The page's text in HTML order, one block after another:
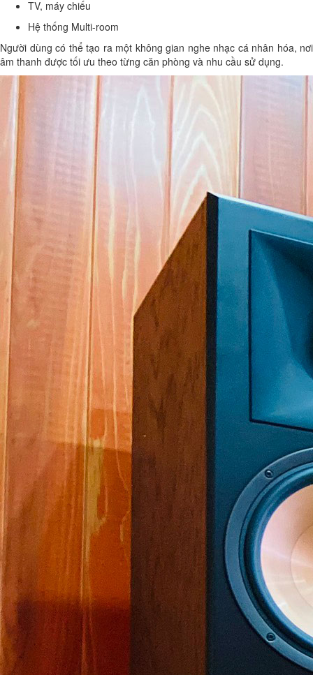
TV, máy chiếu
Hệ thống Multi-room
Người dùng có thể tạo ra một không gian nghe nhạc cá nhân hóa, nơi
âm thanh được tối ưu theo từng căn phòng và nhu cầu sử dụng.